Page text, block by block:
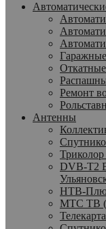
Ремонт
Антенны
DVB-T2
НТВ-
МТС ТВ